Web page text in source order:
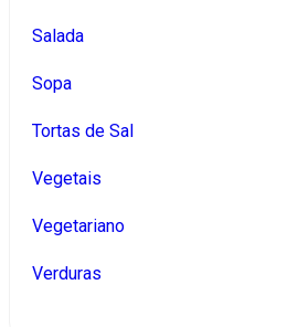
Salada
Sopa
Tortas de Sal
Vegetais
Vegetariano
Verduras